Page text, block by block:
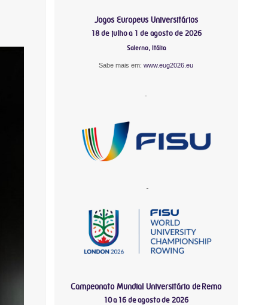
Jogos Europeus Universitários
18 de julho a 1 de agosto de 2026
Salerno, Itália
Sabe mais em:www.eug2026.eu
-
-
Campeonato Mundial Universitário de Remo
10 a 16 de agosto de 2026